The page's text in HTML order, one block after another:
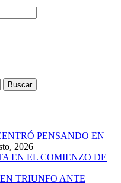
PENSANDO EN
2026
EN EL COMIENZO DE
TRIUNFO ANTE